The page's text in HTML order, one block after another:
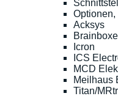
Acksys
Icron
ICS
MCD
Meilhaus
Titan/